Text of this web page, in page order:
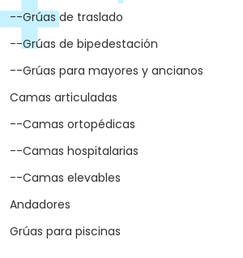
--Grúas de traslado
--Grúas de bipedestación
--Grúas para mayores y ancianos
Camas articuladas
--Camas ortopédicas
--Camas hospitalarias
--Camas elevables
Andadores
Grúas para piscinas